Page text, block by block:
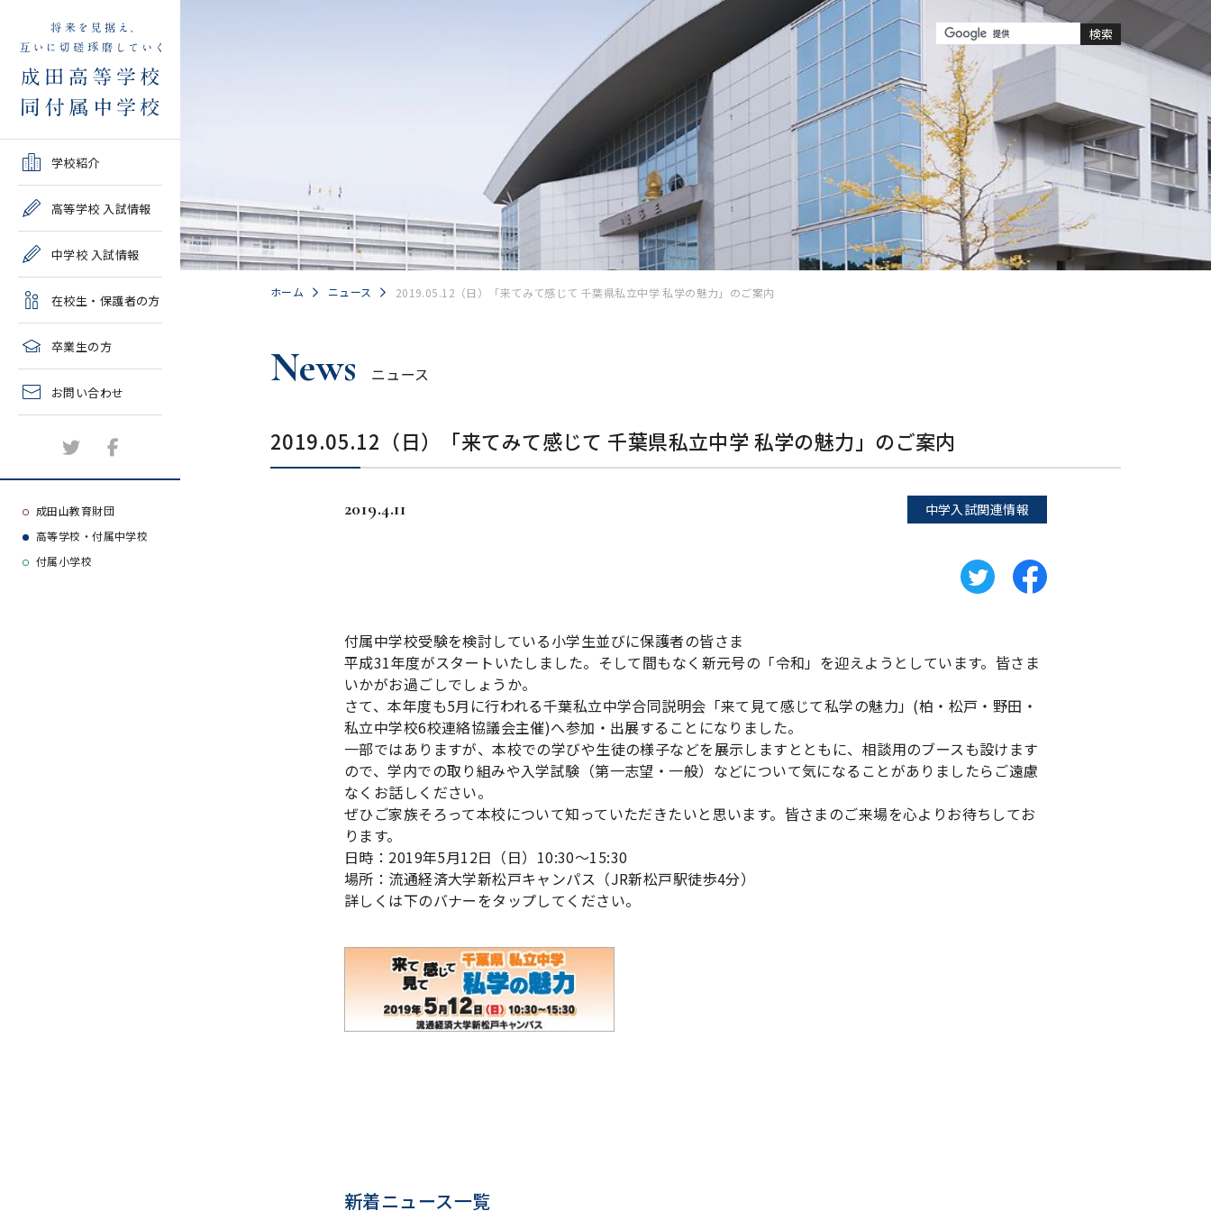
学校紹介
中学情報
高校クラブ紹介
中学クラブ紹介
施設紹介
よくある質問
大学等合格実績
高等学校 入試情報
試結果一覧
学校説明会、一般公開行
事、塾対象入試説明会
中学校 入試情報
試結果一覧
学校説明会、入試説明
会、一般公開行事
在校生・保護者の方
処について
年間教育計画
臨時休校等の特別措置に
卒業生の方
み
2027年度教育実習申し込
み
お問い合わせ
成田山教育財団
高等学校・付属中学校
付属小学校
ホーム ニュース 2019.05.12（日）「来てみて感じて 千葉県私立中学 私学の魅力」のご案内
News ニュース
2019.05.12（日）「来てみて感じて 千葉県私立中学 私学の魅力」のご案内
2019.4.11 中学入試関連情報
付属中学校受験を検討している小学生並びに保護者の皆さま
平成31年度がスタートいたしました。そして間もなく新元号の「令和」を迎えようとしています。皆さま
いかがお過ごしでしょうか。
さて、本年度も5月に行われる千葉私立中学合同説明会「来て見て感じて私学の魅力」(柏・松戸・野田・
私立中学校6校連絡協議会主催)へ参加・出展することになりました。
一部ではありますが、本校での学びや生徒の様子などを展示しますとともに、相談用のブースも設けます
ので、学内での取り組みや入学試験（第一志望・一般）などについて気になることがありましたらご遠慮
なくお話しください。
ぜひご家族そろって本校について知っていただきたいと思います。皆さまのご来場を心よりお待ちしてお
ります。
日時：2019年5月12日（日）10:30～15:30
場所：流通経済大学新松戸キャンパス（JR新松戸駅徒歩4分）
詳しくは下のバナーをタップしてください。
新着ニュース一覧